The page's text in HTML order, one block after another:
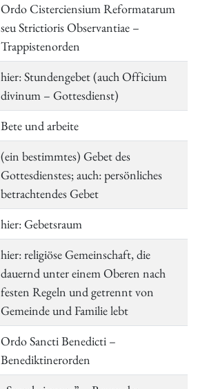
Ordo Cisterciensium Reformatarum
seu Strictioris Observantiae –
Trappistenorden
hier: Stundengebet (auch Officium
divinum – Gottesdienst)
Bete und arbeite
(ein bestimmtes) Gebet des
Gottesdienstes; auch: persönliches
betrachtendes Gebet
hier: Gebetsraum
hier: religiöse Gemeinschaft, die
dauernd unter einem Oberen nach
festen Regeln und getrennt von
Gemeinde und Familie lebt
Ordo Sancti Benedicti –
Benediktinerorden